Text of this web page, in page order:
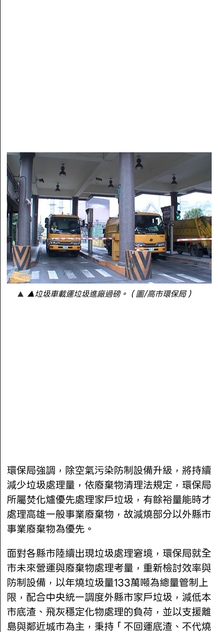
▲垃圾車載運垃圾進廠過磅。（圖/高市環保局）
環保局強調，除空氣污染防制設備升級，將持續
減少垃圾處理量，依廢棄物清理法規定，環保局
所屬焚化爐優先處理家戶垃圾，有餘裕量能時才
處理高雄一般事業廢棄物，故減燒部分以外縣市
事業廢棄物為優先。
面對各縣市陸續出現垃圾處理窘境，環保局就全
市未來營運與廢棄物處理考量，重新檢討效率與
防制設備，以年燒垃圾量133萬噸為總量管制上
限，配合中央統一調度外縣市家戶垃圾，減低本
市底渣、飛灰穩定化物處理的負荷，並以支援離
島與鄰近城市為主，秉持「不回運底渣、不代燒